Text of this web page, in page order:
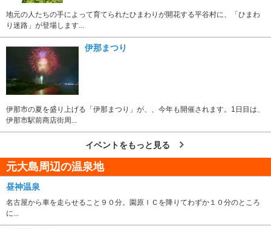
地元の人たちの手によって育てられたひまわりが開花する平谷村に、「ひまわ
り迷路」が登場します...
伊那まつり
伊那市の夏を盛り上げる「伊那まつり」が、、今年も開催されます。1日目は、
伊那市駅前商店街周...
イベントをもっと見る
元大島周辺の温泉地
昼神温泉
名古屋から車を走らせること９０分。園原ＩＣを降りてわずか１０分のところ
に...